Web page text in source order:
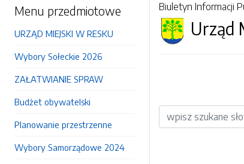
Menu przedmiotowe
URZĄD MIEJSKI W RESKU
Wybory Sołeckie 2026
ZAŁATWIANIE SPRAW
Budżet obywatelski
Planowanie przestrzenne
Wybory Samorządowe 2024
Biuletyn Informacji
Urząd
Wyszukiwarka